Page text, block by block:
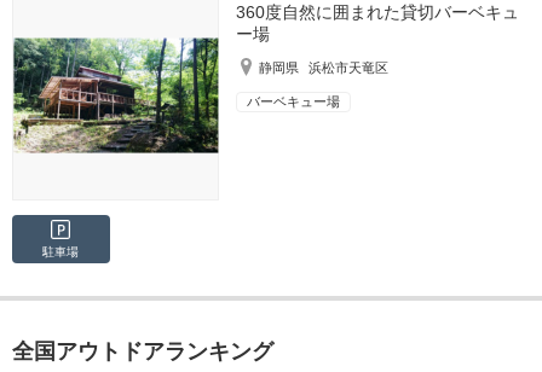
360度自然に囲まれた貸切バーベキュ
ー場
静岡県 浜松市天竜区
バーベキュー場
駐車場
全国アウトドアランキング